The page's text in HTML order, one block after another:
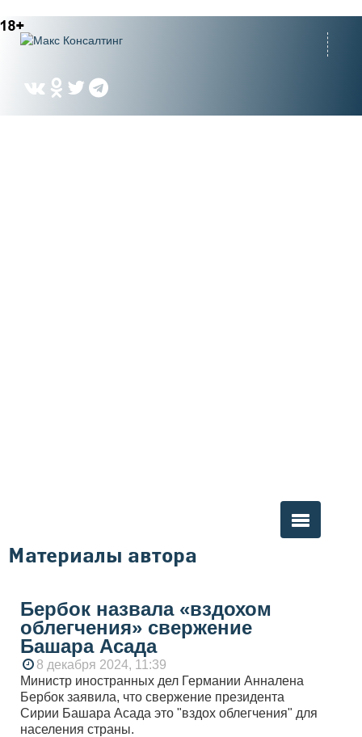
Вы здесь
Материалы автора
Бербок назвала «вздохом
облегчения» свержение
Башара Асада
8 декабря 2024, 11:39
Министр иностранных дел Германии Анналена
Бербок заявила, что свержение президента
Сирии Башара Асада это "вздох облегчения" для
населения страны.